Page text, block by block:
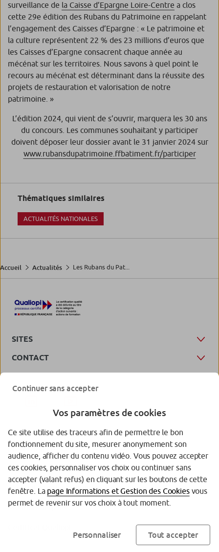
surveillance de la Caisse d’Epargne Loire-Centre a clos
cette 29e édition des Rubans du Patrimoine en rappelant
l’engagement des Caisses d’Epargne : « Le patrimoine et
la culture représentent 22 % des 23 millions d’euros que
les Caisses d’Epargne consacrent chaque année au
mécénat sur les territoires. Nous savons à quel point le
recours au mécénat est déterminant dans la réussite des
projets de restauration et valorisation de notre
patrimoine. »
L’édition 2024, qui vient de s’ouvrir, marquera les 30 ans
du concours. Les communes souhaitant y participer
doivent déposer leur dossier avant le 31 janvier 2024 sur
www.rubansdupatrimoine.ffbatiment.fr/participer
Thématiques similaires
ACTUALITÉS NATIONALES
Accueil Actualités Les Rubans du Pat...
SITES
CONTACT
Protection des données personnelles
Gestion des cookies
Accessibilité (partiellement conforme)
Mentions légales
Continuer sans accepter
Vos paramètres de cookies
Ce site utilise des traceurs afin de permettre le bon
fonctionnement du site, mesurer anonymement son
audience, afficher du contenu vidéo. Vous pouvez accepter
ces cookies, personnaliser vos choix ou continuer sans
accepter (valant refus) en cliquant sur les boutons de cette
fenêtre. La page Informations et Gestion des Cookiesvous
permet de revenir sur vos choix à tout moment.
Personnaliser Tout accepter